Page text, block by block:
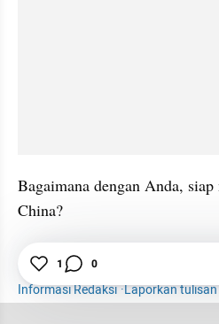
Bagaimana dengan Anda,
China?
Lifestyle
Informasi Redaksi·Laporkan tulisan
1 0